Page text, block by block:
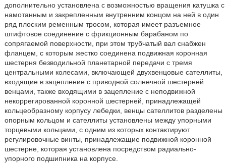
дополнительно установлена с возможностью вращения катушка с
намотанным и закрепленным внутренним концом на ней в один
ряд плоским ременным тросом, которая имеет разъемное
штифтовое соединение с фрикционным барабаном по
сопрягаемой поверхности, при этом трубчатый вал снабжен
фланцем, с которым жестко соединена подвижная коронная
шестерня безводильной планетарной передачи с тремя
центральными колесами, включающей двухвенцовые сателлиты,
входящие в зацепление с приводной солнечной шестерней
венцами, также входящими в зацепление с неподвижной
некоррегированной коронной шестерней, принадлежащей
кольцеобразному корпусу лебедки, венцы сателлитов разделены
опорным кольцом и сателлиты установлены между упорными
торцевыми кольцами, с одним из которых контактируют
регулировочные винты, принадлежащие подвижной коронной
шестерне, которая установлена посредством радиально-
упорного подшипника на корпусе.